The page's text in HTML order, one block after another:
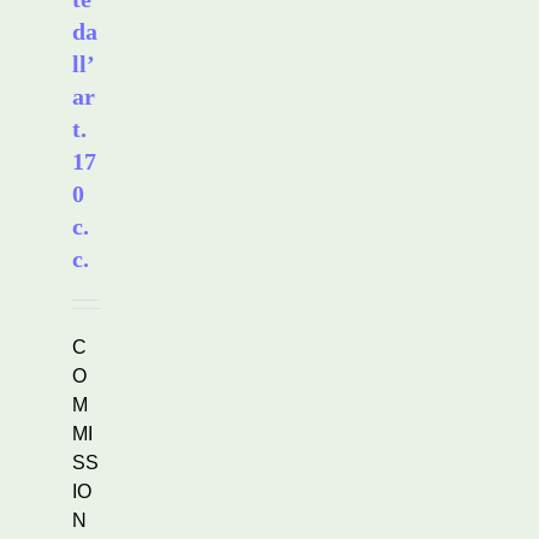
da
ll’
ar
t.
17
0
c.
c.
C
O
M
MI
SS
IO
N